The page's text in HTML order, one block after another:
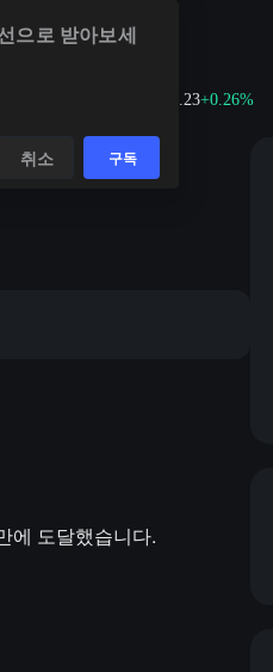
+0.26%
에 도달했습니다.
으로 받아보세
취소 구독